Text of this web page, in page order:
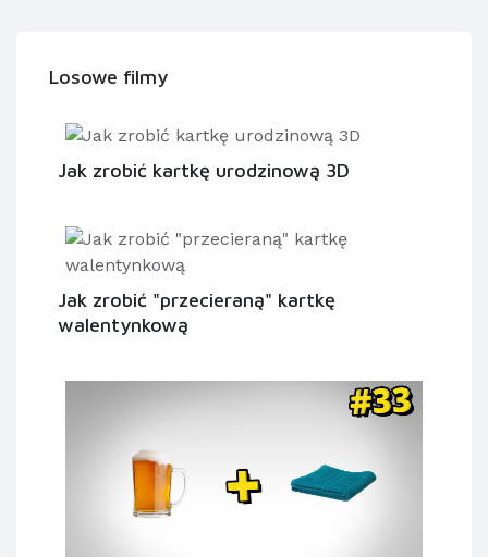
Losowe filmy
Jak zrobić kartkę urodzinową 3D
Jak zrobić "przecieraną" kartkę
walentynkową